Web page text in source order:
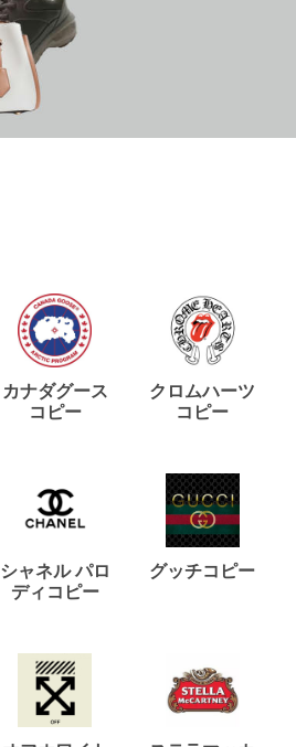
カナダグース
コピー
クロムハーツ
コピー
シャネル パロ
ディコピー
グッチコピー